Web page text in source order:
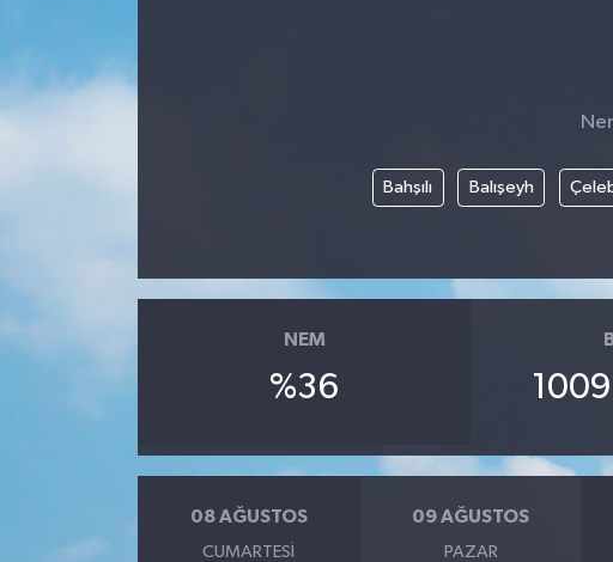
Bahşılı Balışeyh
NEM
%36
08 AĞUSTOS
CUMARTESI
09 AĞUSTOS
PAZAR